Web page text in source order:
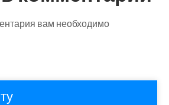
вам необходимо